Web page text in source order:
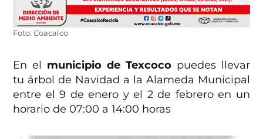
Foto: Coacalco
En el municipio de Texcoco puedes llevar
tu árbol de Navidad a la Alameda Municipal
entre el 9 de enero y el 2 de febrero en un
horario de 07:00 a 14:00 horas